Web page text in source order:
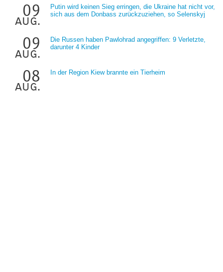
09
aug.
Putin wird keinen Sieg erringen, die Ukraine hat nicht vor,
sich aus dem Donbass zurückzuziehen, so Selenskyj
09
aug.
Die Russen haben Pawlohrad angegriffen: 9 Verletzte,
darunter 4 Kinder
08
aug.
In der Region Kiew brannte ein Tierheim